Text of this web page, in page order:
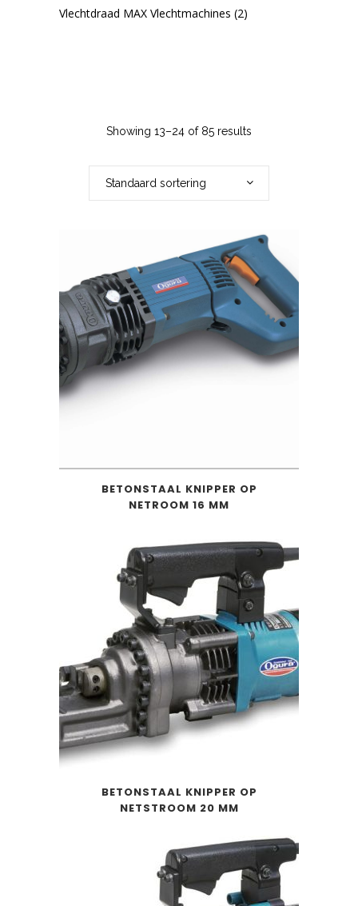
Vlechtdraad MAX Vlechtmachines (2)
Showing 13–24 of 85 results
Standaard sortering
BETONSTAAL KNIPPER OP
NETROOM 16 MM
BETONSTAAL KNIPPER OP
NETSTROOM 20 MM